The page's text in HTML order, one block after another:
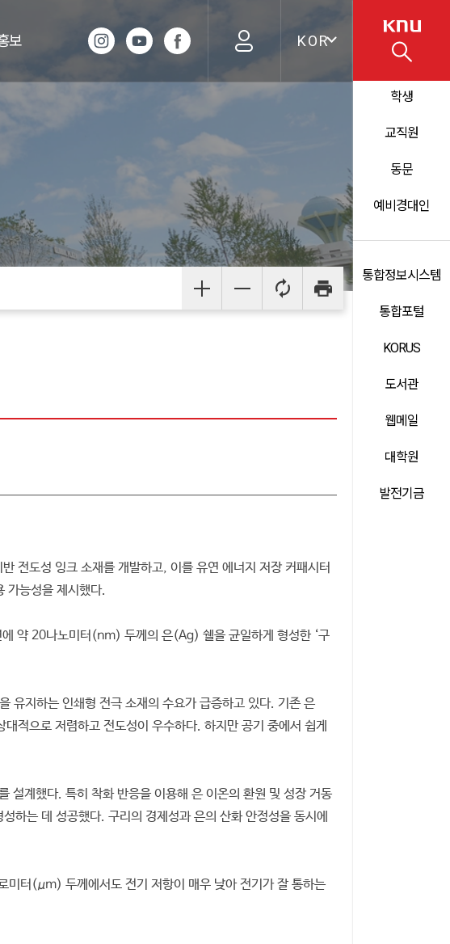
보 KOR
학생
교직원
동문
예비경대인
통합정보시스템
통합포털
KORUS
도서관
웹메일
대학원
발전기금
전도성 잉크 소재를 개발하고, 이를 유연 에너지 저장 커패시터
가능성을 제시했다.
약 20나노미터(nm) 두께의 은(Ag) 쉘을 균일하게 형성한 ‘구
유지하는 인쇄형 전극 소재의 수요가 급증하고 있다. 기존 은
적으로 저렴하고 전도성이 우수하다. 하지만 공기 중에서 쉽게
계했다. 특히 착화 반응을 이용해 은 이온의 환원 및 성장 거동
하는 데 성공했다. 구리의 경제성과 은의 산화 안정성을 동시에
미터(μm) 두께에서도 전기 저항이 매우 낮아 전기가 잘 통하는